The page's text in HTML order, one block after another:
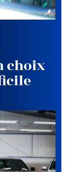
choix